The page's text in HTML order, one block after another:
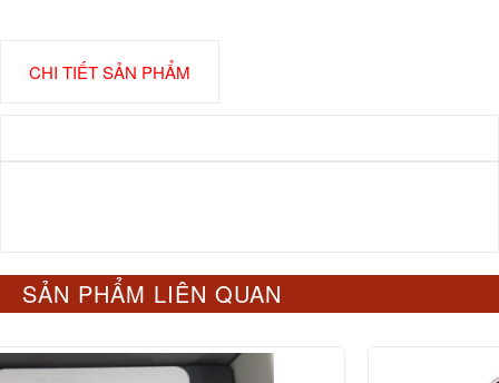
CHI TIẾT SẢN PHẨM
SẢN PHẨM LIÊN QUAN